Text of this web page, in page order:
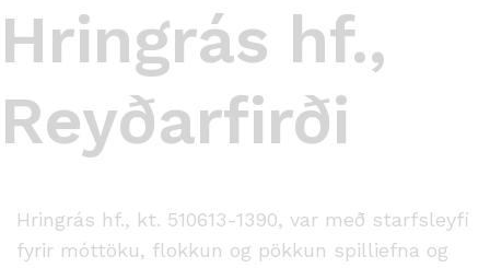
Hringrás hf.,
Reyðarfirði
Hringrás hf., kt. 510613-1390, var með starfsleyfi
fyrir móttöku, flokkun og pökkun spilliefna og